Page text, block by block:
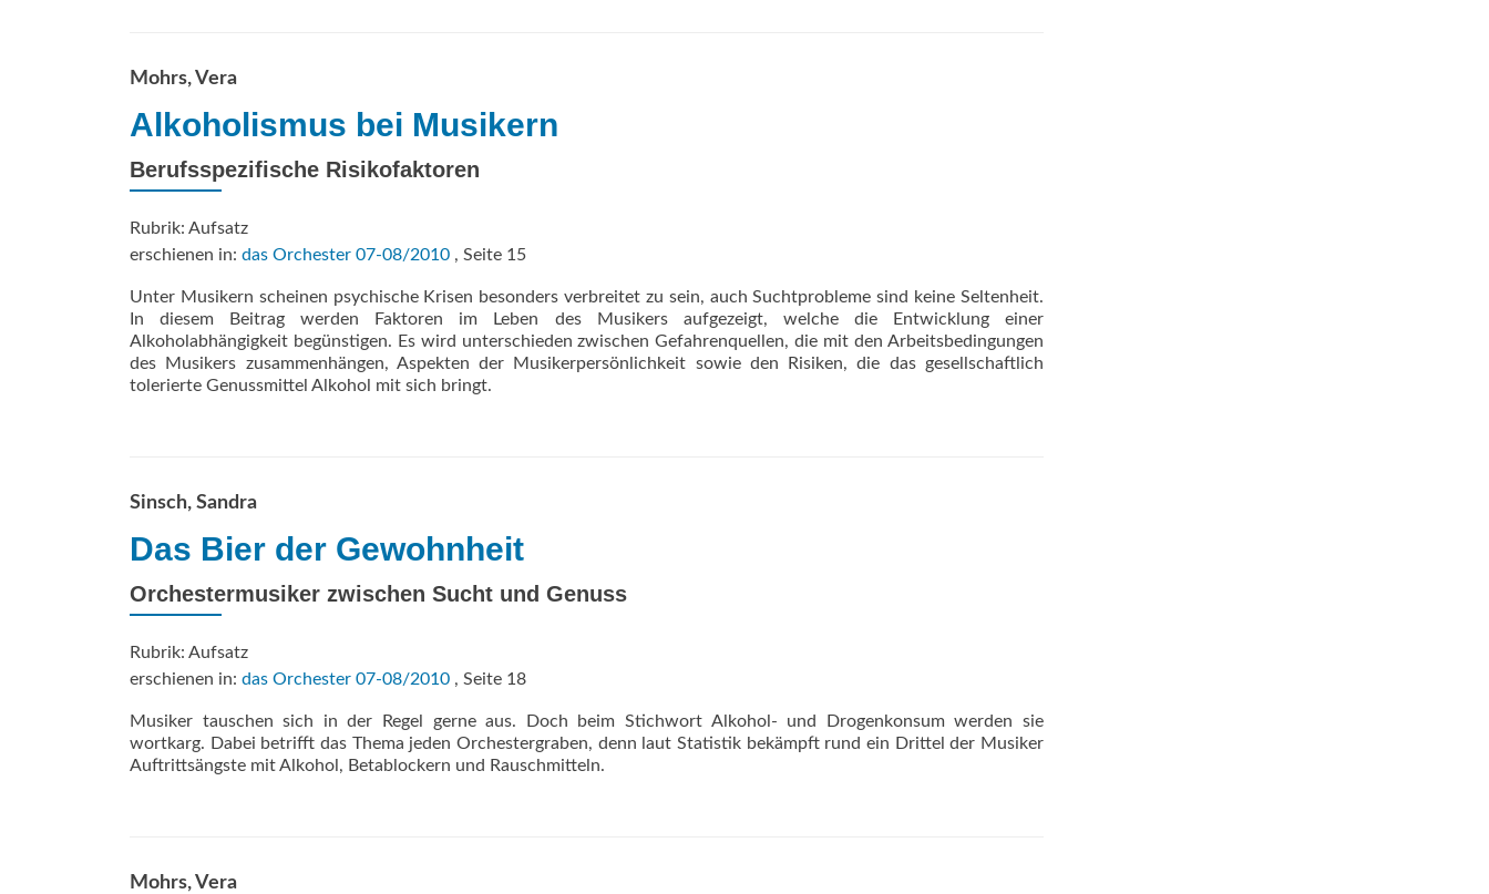
Mohrs, Vera
Alkoholismus bei Musikern
Berufsspezifische Risikofaktoren
Rubrik: Aufsatz
erschienen in: das Orchester 07-08/2010 , Seite 15
Unter Musikern scheinen psychische Krisen besonders verbreitet zu sein, auch Suchtprobleme sind keine Seltenheit.
In diesem Beitrag werden Faktoren im Leben des Musikers aufgezeigt, welche die Entwicklung einer
Alkoholabhängigkeit begünstigen. Es wird unterschieden zwischen Gefahrenquellen, die mit den Arbeitsbedingungen
des Musikers zusammenhängen, Aspekten der Musikerpersönlichkeit sowie den Risiken, die das gesellschaftlich
tolerierte Genussmittel Alkohol mit sich bringt.
Sinsch, Sandra
Das Bier der Gewohnheit
Orchestermusiker zwischen Sucht und Genuss
Rubrik: Aufsatz
erschienen in: das Orchester 07-08/2010 , Seite 18
Musiker tauschen sich in der Regel gerne aus. Doch beim Stichwort Alkohol- und Drogenkonsum werden sie
wortkarg. Dabei betrifft das Thema jeden Orchestergraben, denn laut Statistik bekämpft rund ein Drittel der Musiker
Auftrittsängste mit Alkohol, Betablockern und Rauschmitteln.
Mohrs, Vera